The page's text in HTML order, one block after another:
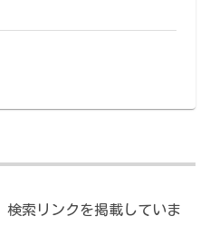
検索リンクを掲載していま